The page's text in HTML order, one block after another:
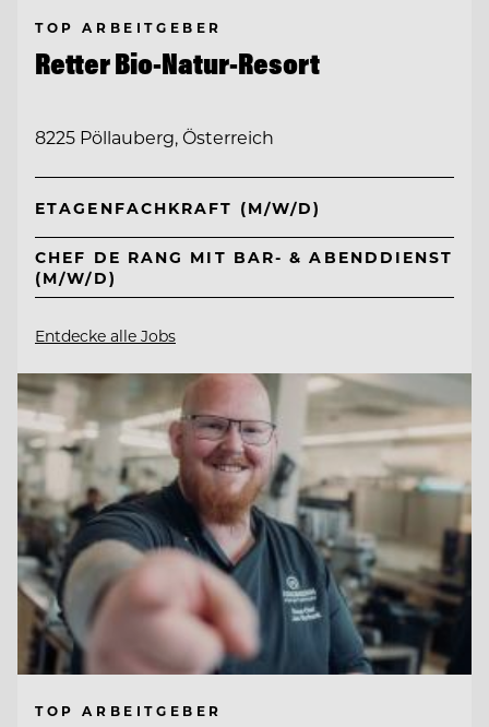
TOP ARBEITGEBER
Retter Bio-Natur-Resort
8225 Pöllauberg, Österreich
ETAGENFACHKRAFT (M/W/D)
CHEF DE RANG MIT BAR- & ABENDDIENST
(M/W/D)
Entdecke alle Jobs
TOP ARBEITGEBER